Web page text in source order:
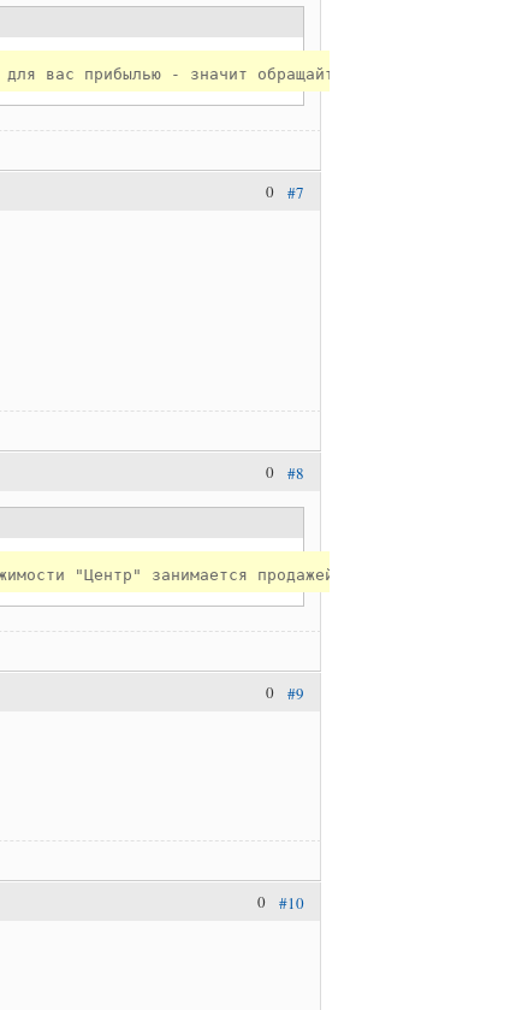
#7
0
#8
0
"Центр" занимается продажей недвижимости за
#9
0
#10
0